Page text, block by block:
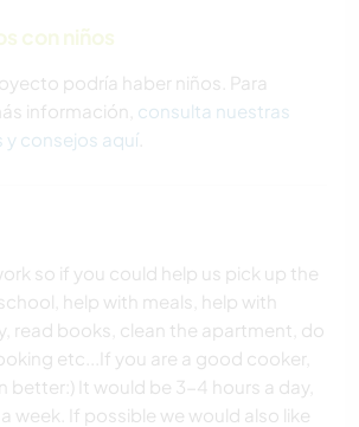
DE INVIERNO
ACUÁTICOS
DE AVENTURA
con niños
podría haber niños. Para
información, consulta nuestras
y consejos aquí
so if you could help us pick up the
help with meals, help with
read books, clean the apartment, do
etc...If you are a good cooker,
better:) It would be 3-4 hours a day,
week. If possible we would also like